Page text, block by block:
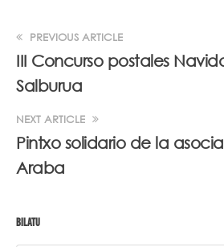
PREVIOUS ARTICLE
III Concurso postales
Salburua
NEXT ARTICLE
Pintxo solidario de la
Araba
BILATU